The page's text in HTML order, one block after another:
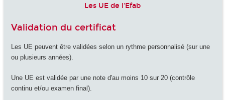
Les UE de l'Efab
Validation du certificat
Les UE peuvent être validées selon un rythme personnalisé (sur une
ou plusieurs années).
Une UE est validée par une note d'au moins 10 sur 20 (contrôle
continu et/ou examen final).